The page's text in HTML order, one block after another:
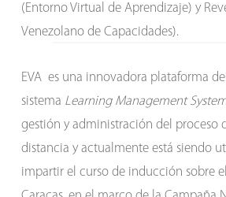
(Entorno Virtual de Aprendizaje) y
Venezolano de Capacidades).
EVA es una innovadora plataforma
sistema Learning Management
gestión y administración del proceso
distancia y actualmente está siendo
impartir el curso de inducción sobre